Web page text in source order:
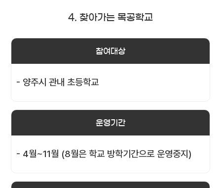
4. 찾아가는 목공학교
참여대상
- 양주시 관내 초등학교
운영기간
- 4월~11월 (8월은 학교 방학기간으로 운영중지)